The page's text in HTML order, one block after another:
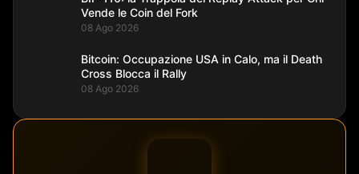
Vende le Coin del Fork
08 Ago 2026
Bitcoin: Occupazione USA in Calo, ma il Death
Cross Blocca il Rally
08 Ago 2026